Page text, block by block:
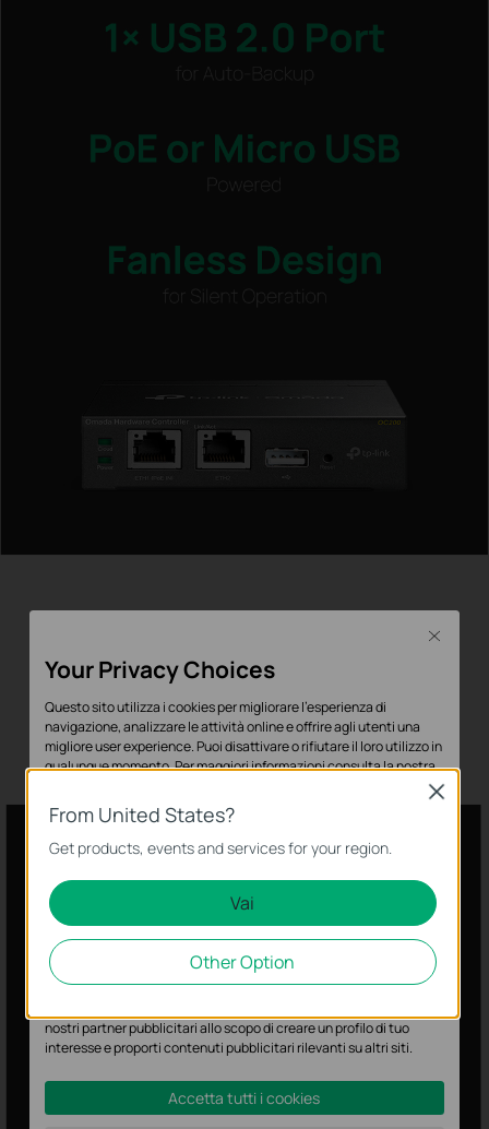
From United States?
Get products, events and services for your region.
Vai
Other Option
Close
Your Privacy Choices
Questo sito utilizza i cookies per migliorare l'esperienza di
navigazione, analizzare le attività online e offrire agli utenti una
migliore user experience. Puoi disattivare o rifiutare il loro utilizzo in
qualunque momento. Per maggiori informazioni consulta la nostra
Questi cookies sono necessari per il corretto funzionamento del
sito e non possono essere disattivati nel tuo sistema.
Analytics e Marketing Cookies
I cookies analitici ci permettono di analizzare le tue attività sul
nostro sito allo scopo di migliorarne le funzionalità.
nostri partner pubblicitari allo scopo di creare un profilo di tuo
interesse e proporti contenuti pubblicitari rilevanti su altri siti.
Accetta tutti i cookies
Close